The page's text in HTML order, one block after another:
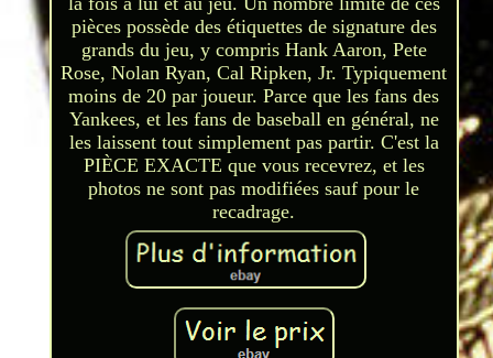
pièces possède des étiquettes de signature des
grands du jeu, y compris Hank Aaron, Pete
Rose, Nolan Ryan, Cal Ripken, Jr. Typiquement
moins de 20 par joueur. Parce que les fans des
Yankees, et les fans de baseball en général, ne
les laissent tout simplement pas partir. C'est la
PIÈCE EXACTE que vous recevrez, et les
photos ne sont pas modifiées sauf pour le
recadrage.